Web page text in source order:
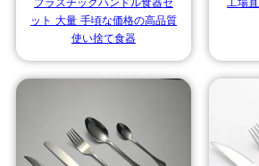
ット 大量 手頃な価格の高品質
使い捨て食器